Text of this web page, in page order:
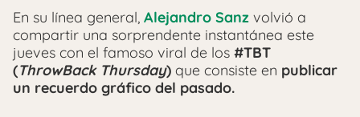
En su línea general, Alejandro Sanz volvió a
compartir una sorprendente instantánea este
jueves con el famoso viral de los #TBT
(ThrowBack Thursday) que consiste en publicar
un recuerdo gráfico del pasado.